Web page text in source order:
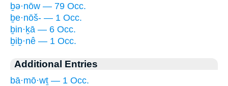
ḇə·nōw — 79 Occ.
ḇe·nōš- — 1 Occ.
ḇin·ḵā — 6 Occ.
ḇiḇ·nê — 1 Occ.
Additional Entries
bā·mō·wṯ — 1 Occ.